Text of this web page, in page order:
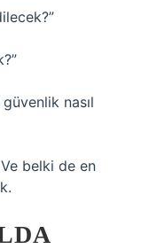
nasıl
belki de en